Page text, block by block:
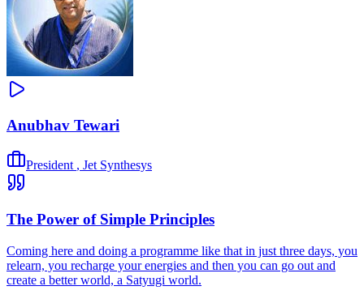
Anubhav Tewari
President , Jet Synthesys
The Power of Simple Principles
Coming here and doing a programme like that in just three days, you
relearn, you recharge your energies and then you can go out and
create a better world, a Satyugi world.